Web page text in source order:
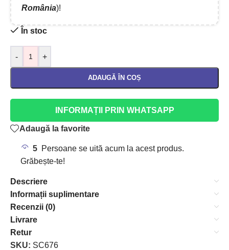
România)!
În stoc
- +
ADAUGĂ ÎN COȘ
INFORMAȚII PRIN WHATSAPP
Adaugă la favorite
5 Persoane se uită acum la acest produs.
Grăbește-te!
Descriere
Informații suplimentare
Recenzii (0)
Livrare
Retur
SKU: SC676